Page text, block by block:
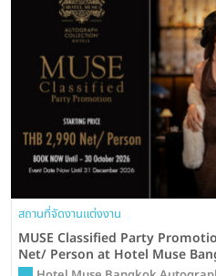
สถานที่จัดงานแต่งงาน
MUSE Classified Party
Net/ Person at Hotel Muse